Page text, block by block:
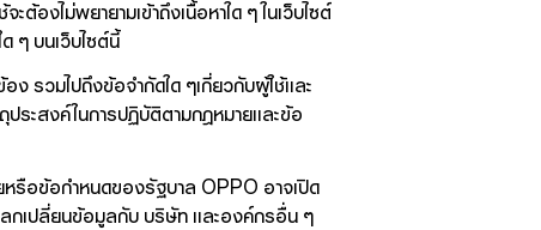
องไม่พยายามเข้าถึงเนื้อหาใด ๆ ในเว็บไซต์
ๆ บนเว็บไซต์นี้
รวมไปถึงข้อจำกัดใด ๆเกี่ยวกับผู้ใช้และ
ระสงค์ในการปฏิบัติตามกฎหมายและข้อ
หรือข้อกำหนดของรัฐบาล OPPO อาจเปิด
กเปลี่ยนข้อมูลกับ บริษัท และองค์กรอื่น ๆ